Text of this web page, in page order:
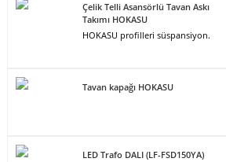
Çelik Telli Asansörlü Tavan Askı
Takımı HOKASU
HOKASU profilleri süspansiyon.
Tavan kapağı HOKASU
LED Trafo DALI (LF-FSD150YA)